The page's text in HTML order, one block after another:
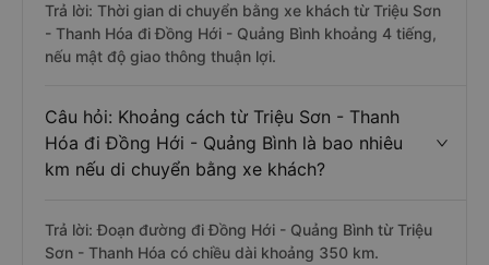
Trả lời: Thời gian di chuyển bằng xe khách từ Triệu Sơn
- Thanh Hóa đi Đồng Hới - Quảng Bình khoảng 4 tiếng,
nếu mật độ giao thông thuận lợi.
Câu hỏi: Khoảng cách từ Triệu Sơn - Thanh
Hóa đi Đồng Hới - Quảng Bình là bao nhiêu
km nếu di chuyển bằng xe khách?
Trả lời: Đoạn đường đi Đồng Hới - Quảng Bình từ Triệu
Sơn - Thanh Hóa có chiều dài khoảng 350 km.